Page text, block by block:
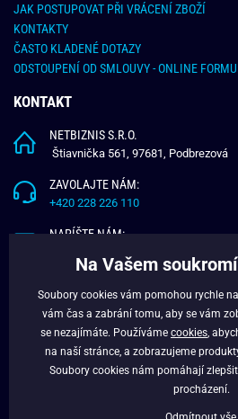
JAK POSTUPOVAT PŘI VRÁCENÍ ZBOŽÍ
KONTAKTY
ČASTO KLADENÉ DOTAZY
ODSTOUPENÍ OD SMLOUVY - ONLINE
KONTAKT
NETBIZNIS S.R.O.
Štiavnička 561, 97681, Podbrezová
ZAVOLAJTE NÁM:
+420 228 226 110
NAPÍŠTE NÁM:
O NÁS
VĚRNOSTNÍ PROGRAM
Na Vašem
Soubory cookies vám pomohou rychle
vám čas a zabrání tomu, aby se vám
se nezajímáte. Používáme cookies ,
na naší stránce, a zobrazujeme
Soubory cookies nám pomáhají
procházení.